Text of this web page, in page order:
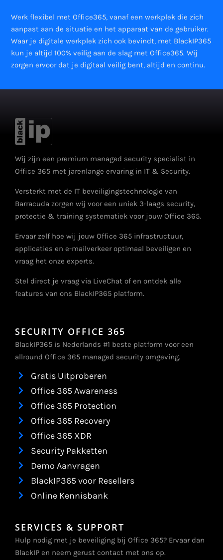
Werk flexibel met Office365, vanaf een werkplek die zich
aanpast aan de situatie en het apparaat van de gebruiker.
Waar je digitale werkplek zich ook bevindt, met BlackIP365
kun je altijd 100% veilig aan de slag met Office365. Wij
zorgen ervoor dat je digitaal veilig bent, altijd en continu.
Wij zijn een premium managed security specialist in
Office 365 met jarenlange ervaring in IT & Security.
Versterkt met de IT beveiligingstechnologie van
Barracuda zorgen wij voor een uniek 3-laags security,
protectie & training systematiek voor jouw Office 365.
Ervaar zelf hoe wij jouw Office 365 infrastructuur,
applicaties en e-mailverkeer optimaal beveiligen en
vraag het onze experts.
Stel direct je vraag via LiveChat of en ontdek alle
features van ons BlackIP365 platform.
SECURITY OFFICE 365
BlackIP365 is Nederlands #1 beste platform voor een
allround Office 365 managed security omgeving.
Gratis Uitproberen
Office 365 Awareness
Office 365 Protection
Office 365 Recovery
Office 365 XDR
Security Pakketten
Demo Aanvragen
BlackIP365 voor Resellers
Online Kennisbank
SERVICES & SUPPORT
Hulp nodig met je beveiliging bij Office 365? Ervaar dan
BlackIP en neem gerust contact met ons op.